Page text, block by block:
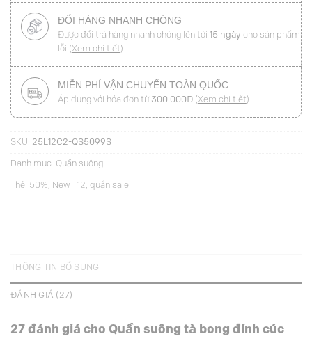
ĐỔI HÀNG NHANH CHÓNG
Được đổi trả hàng nhanh chóng lên tới 15 ngày cho sản phẩm
lỗi (Xem chi tiết)
MIỄN PHÍ VẬN CHUYỂN TOÀN QUỐC
Áp dụng với hóa đơn từ 300.000Đ(Xem chi tiết)
SKU: 25L12C2-QS5099S
Danh mục: Quần suông
Thẻ: 50%, New T12, quần sale
THÔNG TIN BỔ SUNG
ĐÁNH GIÁ (27)
27 đánh giá cho Quần suông tà bong đính cúc